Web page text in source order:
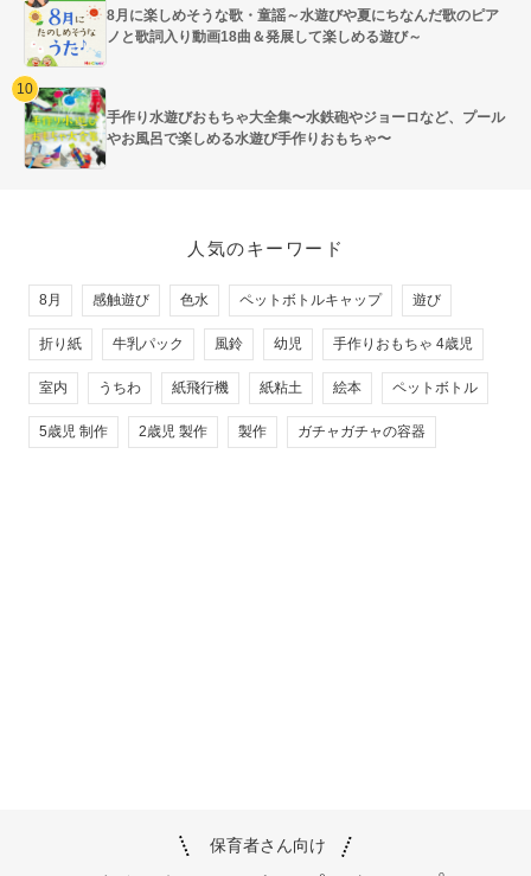
8月に楽しめそうな歌・童謡～水遊びや夏にちなんだ歌のピア
ノと歌詞入り動画18曲＆発展して楽しめる遊び～
手作り水遊びおもちゃ大全集〜水鉄砲やジョーロなど、プール
やお風呂で楽しめる水遊び手作りおもちゃ〜
人気のキーワード
8月 感触遊び 色水 ペットボトルキャップ 遊び
折り紙 牛乳パック 風鈴 幼児 手作りおもちゃ 4歳児
室内 うちわ 紙飛行機 紙粘土 絵本 ペットボトル
5歳児 制作 2歳児 製作 製作 ガチャガチャの容器
保育者さん向け